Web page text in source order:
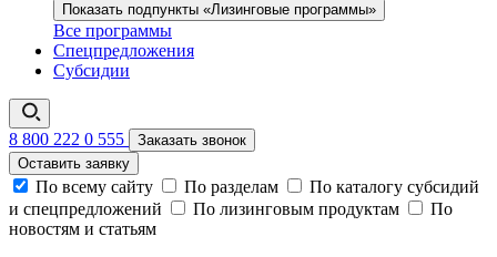
Показать подпункты «Лизинговые программы»
Все программы
Спецпредложения
Субсидии
8 800 222 0 555
Заказать звонок
Оставить заявку
По всему сайту По разделам
По каталогу субсидий
и спецпредложений
По лизинговым продуктам
По
новостям и статьям